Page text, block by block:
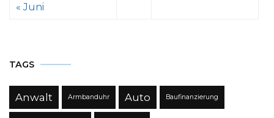
« Juni
TAGS
Anwalt Armbanduhr Auto Baufinanzierung